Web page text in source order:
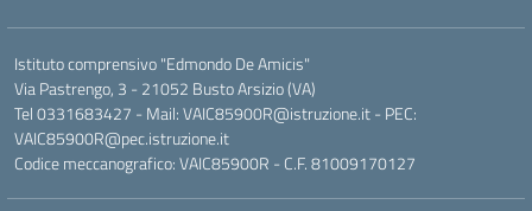
Istituto comprensivo "Edmondo De Amicis"
Via Pastrengo, 3 - 21052 Busto Arsizio (VA)
Tel 0331683427 - Mail: VAIC85900R@istruzione.it - PEC:
VAIC85900R@pec.istruzione.it
Codice meccanografico: VAIC85900R - C.F. 81009170127